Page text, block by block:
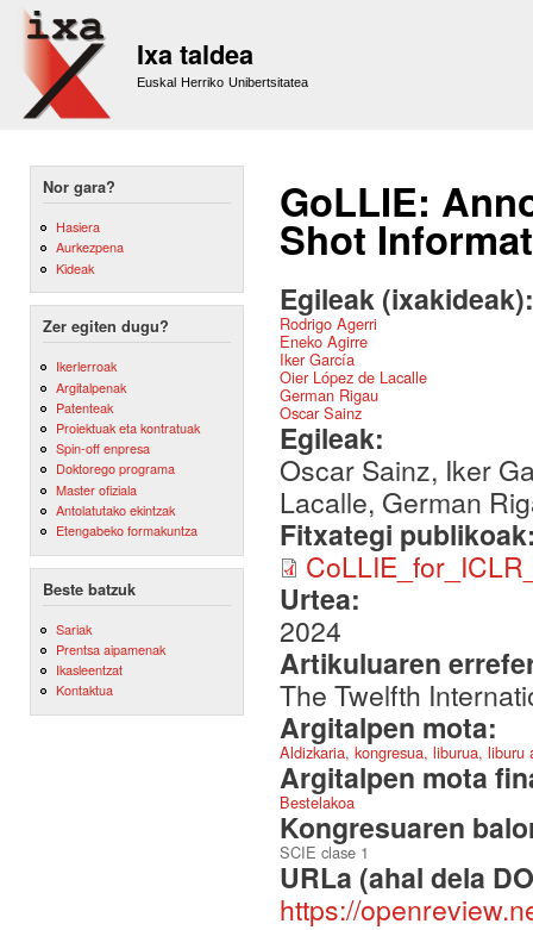
Ixa taldea
Euskal Herriko Unibertsitatea
Nor gara?
Hasiera
Aurkezpena
Kideak
Zer egiten dugu?
Ikerlerroak
Argitalpenak
Patenteak
Proiektuak eta kontratuak
Spin-off enpresa
Doktorego programa
Master ofiziala
Antolatutako ekintzak
Etengabeko formakuntza
Beste batzuk
Sariak
Prentsa aipamenak
Ikasleentzat
Kontaktua
GoLLIE:
Shot
Egileak
Rodrigo Agerri
Eneko Agirre
Iker García
Oier López de Lacalle
German Rigau
Oscar Sainz
Egileak:
Oscar Sainz, Iker
Lacalle, German
Fitxategi
Urtea:
2024
Artikuluaren
The Twelfth
Argitalpen mota:
Aldizkaria, kongresua, liburua,
Argitalpen mota
Bestelakoa
Kongresuaren
SCIE clase 1
URLa (ahal dela
https://